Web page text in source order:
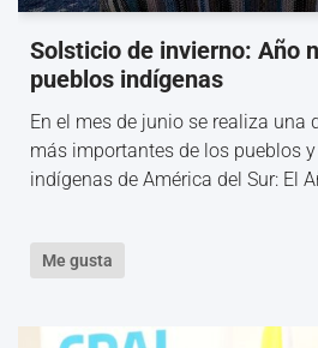
Solsticio de invierno: Año
pueblos indígenas
En el mes de junio se realiza una
más importantes de los pueblos
indígenas de América del Sur: El
Me gusta